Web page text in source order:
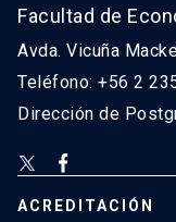
Facultad de
Avda. Vicuña
Teléfono: +56 2
Dirección de
ACREDITACIÓN